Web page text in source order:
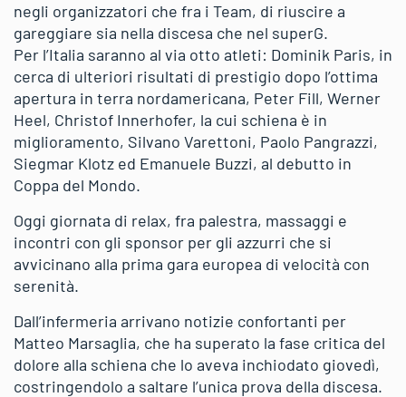
negli organizzatori che fra i Team, di riuscire a
gareggiare sia nella discesa che nel superG.
Per l’Italia saranno al via otto atleti: Dominik Paris, in
cerca di ulteriori risultati di prestigio dopo l’ottima
apertura in terra nordamericana, Peter Fill, Werner
Heel, Christof Innerhofer, la cui schiena è in
miglioramento, Silvano Varettoni, Paolo Pangrazzi,
Siegmar Klotz ed Emanuele Buzzi, al debutto in
Coppa del Mondo.
Oggi giornata di relax, fra palestra, massaggi e
incontri con gli sponsor per gli azzurri che si
avvicinano alla prima gara europea di velocità con
serenità.
Dall’infermeria arrivano notizie confortanti per
Matteo Marsaglia, che ha superato la fase critica del
dolore alla schiena che lo aveva inchiodato giovedì,
costringendolo a saltare l’unica prova della discesa.